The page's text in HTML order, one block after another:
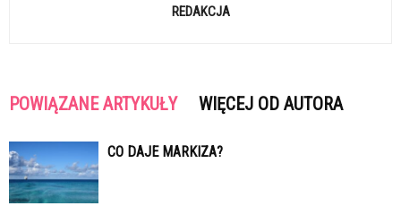
REDAKCJA
POWIĄZANE ARTYKUŁY WIĘCEJ OD AUTORA
CO DAJE MARKIZA?